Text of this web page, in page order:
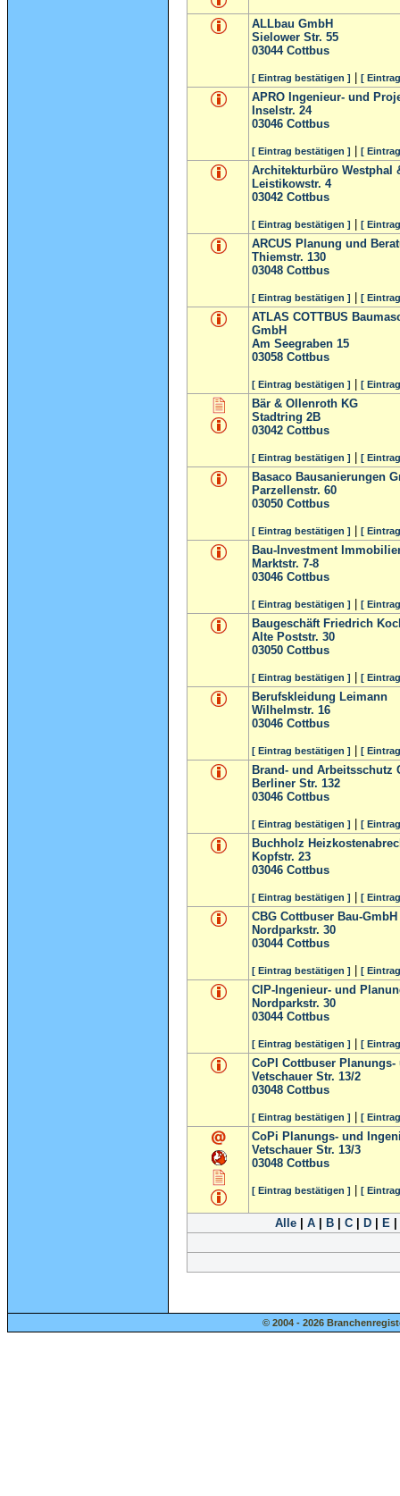
ALLbau GmbH
Sielower Str. 55
03044 Cottbus
[ Eintrag bestätigen ] [
APRO Ingenieur- und
Inselstr. 24
03046 Cottbus
[ Eintrag bestätigen ] [
Architekturbüro Westphal
Leistikowstr. 4
03042 Cottbus
[ Eintrag bestätigen ] [
ARCUS Planung und
Thiemstr. 130
03048 Cottbus
[ Eintrag bestätigen ] [
ATLAS COTTBUS
GmbH
Am Seegraben 15
03058 Cottbus
[ Eintrag bestätigen ] [
Bär & Ollenroth KG
Stadtring 2B
03042 Cottbus
[ Eintrag bestätigen ] [
Basaco Bausanierungen
Parzellenstr. 60
03050 Cottbus
[ Eintrag bestätigen ] [
Bau-Investment
Marktstr. 7-8
03046 Cottbus
[ Eintrag bestätigen ] [
Baugeschäft Friedrich
Alte Poststr. 30
03050 Cottbus
[ Eintrag bestätigen ] [
Berufskleidung Leimann
Wilhelmstr. 16
03046 Cottbus
[ Eintrag bestätigen ] [
Brand- und Arbeitsschutz
Berliner Str. 132
03046 Cottbus
[ Eintrag bestätigen ] [
Buchholz
Kopfstr. 23
03046 Cottbus
[ Eintrag bestätigen ] [
CBG Cottbuser Bau-GmbH
Nordparkstr. 30
03044 Cottbus
[ Eintrag bestätigen ] [
CIP-Ingenieur- und
Nordparkstr. 30
03044 Cottbus
[ Eintrag bestätigen ] [
CoPI Cottbuser
Vetschauer Str. 13/2
03048 Cottbus
[ Eintrag bestätigen ] [
CoPi Planungs- und
Vetschauer Str. 13/3
03048 Cottbus
[ Eintrag bestätigen ] [
Alle| A| B| C| D| E|
© 2004 - 2026